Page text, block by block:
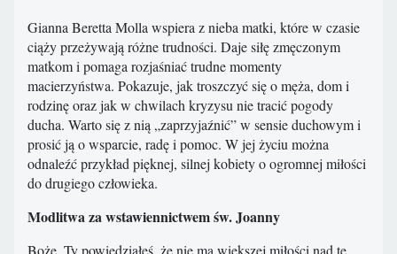
Gianna Beretta Molla wspiera z nieba matki, które w czasie
ciąży przeżywają różne trudności. Daje siłę zmęczonym
matkom i pomaga rozjaśniać trudne momenty
macierzyństwa. Pokazuje, jak troszczyć się o męża, dom i
rodzinę oraz jak w chwilach kryzysu nie tracić pogody
ducha. Warto się z nią „zaprzyjaźnić” w sensie duchowym i
prosić ją o wsparcie, radę i pomoc. W jej życiu można
odnaleźć przykład pięknej, silnej kobiety o ogromnej miłości
do drugiego człowieka.
Modlitwa za wstawiennictwem św. Joanny
Boże, Ty powiedziałeś, że nie ma większej miłości nad tę,